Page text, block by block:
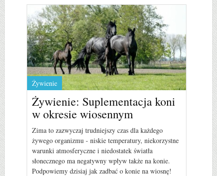
Żywienie
Żywienie: Suplementacja koni
w okresie wiosennym
Zima to zazwyczaj trudniejszy czas dla każdego
żywego organizmu - niskie temperatury, niekorzystne
warunki atmosferyczne i niedostatek światła
słonecznego ma negatywny wpływ także na konie.
Podpowiemy dzisiaj jak zadbać o konie na wiosnę!